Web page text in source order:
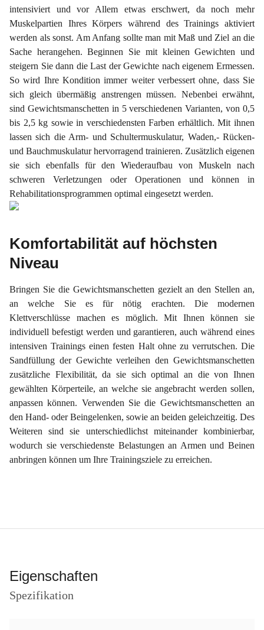
intensiviert und vor Allem etwas erschwert, da noch mehr
Muskelpartien Ihres Körpers während des Trainings aktiviert
werden als sonst. Am Anfang sollte man mit Maß und Ziel an die
Sache herangehen. Beginnen Sie mit kleinen Gewichten und
steigern Sie dann die Last der Gewichte nach eigenem Ermessen.
So wird Ihre Kondition immer weiter verbessert ohne, dass Sie
sich gleich übermäßig anstrengen müssen. Nebenbei erwähnt,
sind Gewichtsmanschetten in 5 verschiedenen Varianten, von 0,5
bis 2,5 kg sowie in verschiedensten Farben erhältlich. Mit ihnen
lassen sich die Arm- und Schultermuskulatur, Waden,- Rücken-
und Bauchmuskulatur hervorragend trainieren. Zusätzlich eigenen
sie sich ebenfalls für den Wiederaufbau von Muskeln nach
schweren Verletzungen oder Operationen und können in
Rehabilitationsprogrammen optimal eingesetzt werden.
Komfortabilität auf höchsten
Niveau
Bringen Sie die Gewichtsmanschetten gezielt an den Stellen an,
an welche Sie es für nötig erachten. Die modernen
Klettverschlüsse machen es möglich. Mit Ihnen können sie
individuell befestigt werden und garantieren, auch während eines
intensiven Trainings einen festen Halt ohne zu verrutschen. Die
Sandfüllung der Gewichte verleihen den Gewichtsmanschetten
zusätzliche Flexibilität, da sie sich optimal an die von Ihnen
gewählten Körperteile, an welche sie angebracht werden sollen,
anpassen können. Verwenden Sie die Gewichtsmanschetten an
den Hand- oder Beingelenken, sowie an beiden geleichzeitig. Des
Weiteren sind sie unterschiedlichst miteinander kombinierbar,
wodurch sie verschiedenste Belastungen an Armen und Beinen
anbringen können um Ihre Trainingsziele zu erreichen.
Eigenschaften
Spezifikation